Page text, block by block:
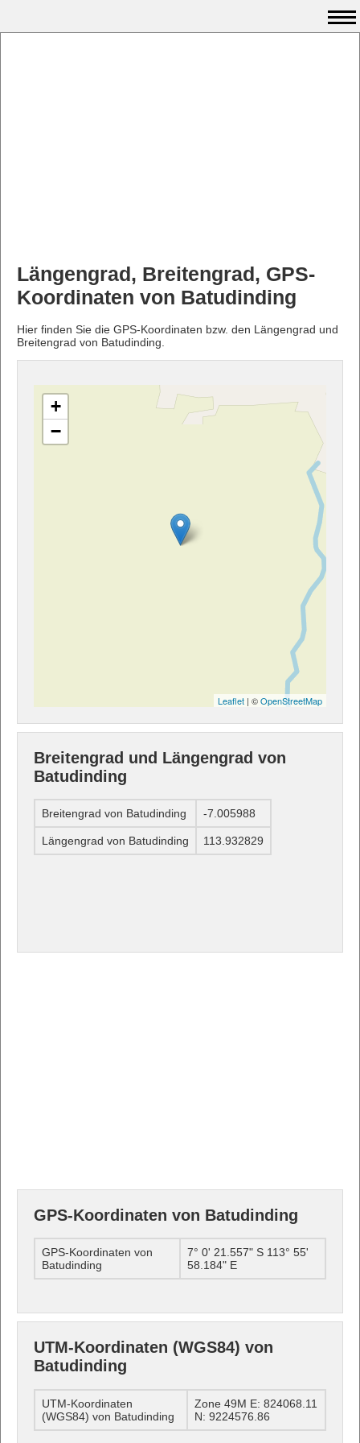
Längengrad, Breitengrad, GPS-
Koordinaten von Batudinding
Hier finden Sie die GPS-Koordinaten bzw. den Längengrad und
Breitengrad von Batudinding.
+
−
Leaflet | ©OpenStreetMap
Breitengrad und Längengrad von
Batudinding
Breitengrad von Batudinding -7.005988
Längengrad von Batudinding 113.932829
GPS-Koordinaten von Batudinding
GPS-Koordinaten von
Batudinding
7° 0' 21.557" S 113° 55'
58.184" E
UTM-Koordinaten (WGS84) von
Batudinding
UTM-Koordinaten
(WGS84) von Batudinding
Zone 49M E: 824068.11
N: 9224576.86